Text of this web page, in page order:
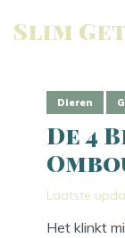
Slim
Dieren
De 4
Laatste
Het klinkt